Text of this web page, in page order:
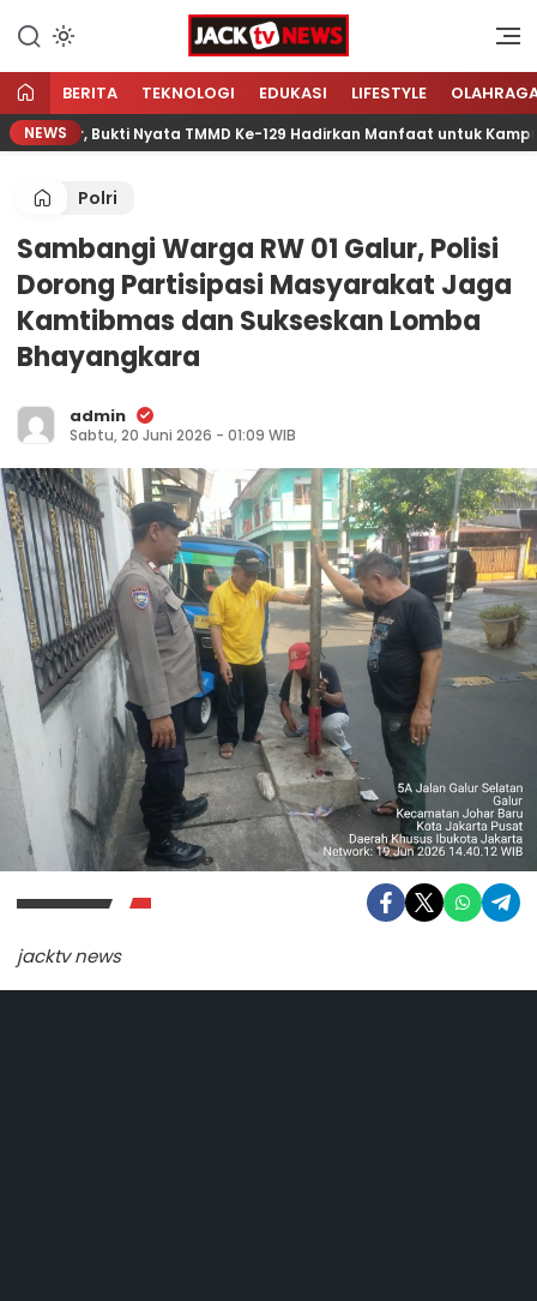
konten
Jacktvnews.com
Sumber Referensi Terpercaya
BERITA TEKNOLOGI EDUKASI LIFESTYLE
NEWSBukti Nyata TMMD Ke-129 Hadirkan Manfaat untuk Kampung
Polri
Sambangi Warga RW 01 Galur, Polisi
Dorong Partisipasi Masyarakat Jaga
Kamtibmas dan Sukseskan Lomba
Bhayangkara
admin
Sabtu, 20 Juni 2026 - 01:09 WIB
jacktv news